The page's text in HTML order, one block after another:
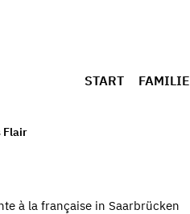
START FAMILIE
Flair
à la française in Saarbrücken